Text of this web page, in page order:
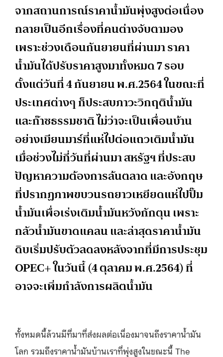
จากสถานการณ์ราคาน้ำมันพุ่งสูงต่อเนื่อง
กลายเป็นอีกเรื่องที่คนต่างจับตามอง
เพราะช่วงเดือนกันยายนที่ผ่านมา ราคา
น้ำมันได้ปรับราคาสูงมาทั้งหมด 7 รอบ
ตั้งแต่วันที่ 4 กันยายน พ.ศ.2564 ในขณะที่
ประเทศต่างๆ ก็ประสบภาวะวิกฤติน้ำมัน
และก๊าซธรรมชาติ ไม่ว่าจะเป็นเพื่อนบ้าน
อย่างเมียนมาร์ที่แห่ไปต่อแถวเติมน้ำมัน
เมื่อช่วงไม่กี่วันที่ผ่านมา สหรัฐฯ ที่ประสบ
ปัญหาความต้องการล้นตลาด และอังกฤษ
ที่ปรากฏภาพขบวนรถยาวเหยียดแห่ไปปั๊ม
น้ำมันเพื่อเร่งเติมน้ำมันหวังกักตุน เพราะ
กลัวน้ำมันขาดแคลน และล่าสุดราคาน้ำมัน
ดิบเริ่มปรับตัวลดลงหลังจากที่มีการประชุม
OPEC+ ในวันนี้ (4 ตุลาคม พ.ศ.2564) ที่
อาจจะเพิ่มกำลังการผลิตน้ำมัน
ทั้งหมดนี้ล้วนมีที่มาที่ส่งผลต่อเนื่องมาจนถึงราคาน้ำมัน
โลก รวมถึงราคาน้ำมันบ้านเราที่พุ่งสูงในขณะนี้ The